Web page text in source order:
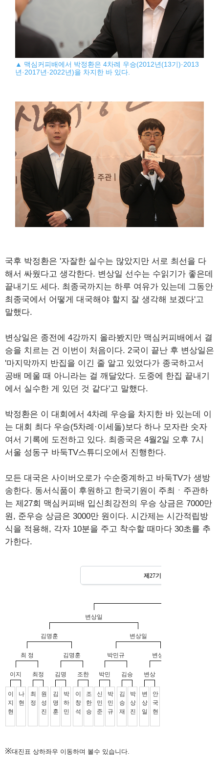
▲ 맥심커피배에서 박정환은 4차례 우승(2012년(13기)·2013
년·2017년·2022년)을 차지한 바 있다.
국후 박정환은 '자잘한 실수는 많았지만 서로 최선을 다
해서 싸웠다고 생각한다. 변상일 선수는 수읽기가 좋은데
끝내기도 세다. 최종국까지는 하루 여유가 있는데 그동안
최종국에서 어떻게 대국해야 할지 잘 생각해 보겠다'고
말했다.
변상일은 종전에 4강까지 올라봤지만 맥심커피배에서 결
승을 치르는 건 이번이 처음이다. 2국이 끝난 후 변상일은
'마지막까지 반집을 이긴 줄 알고 있었다가 종국하고서
공배 메울 때 아니라는 걸 깨달았다. 도중에 한집 끝내기
에서 실수한 게 있던 것 같다'고 말했다.
박정환은 이 대회에서 4차례 우승을 차지한 바 있는데 이
는 대회 최다 우승(5차례·이세돌)보다 하나 모자란 숫자
여서 기록에 도전하고 있다. 최종국은 4월2일 오후 7시
서울 성동구 바둑TV스튜디오에서 진행한다.
모든 대국은 사이버오로가 수순중계하고 바둑TV가 생방
송한다. 동서식품이 후원하고 한국기원이 주최ㆍ주관하
는 제27회 맥심커피배 입신최강전의 우승 상금은 7000만
원, 준우승 상금은 3000만 원이다. 시간제는 시간적립방
식을 적용해, 각자 10분을 주고 착수할 때마다 30초를 추
가한다.
※대진표 상하좌우 이동하며 볼수 있습니다.